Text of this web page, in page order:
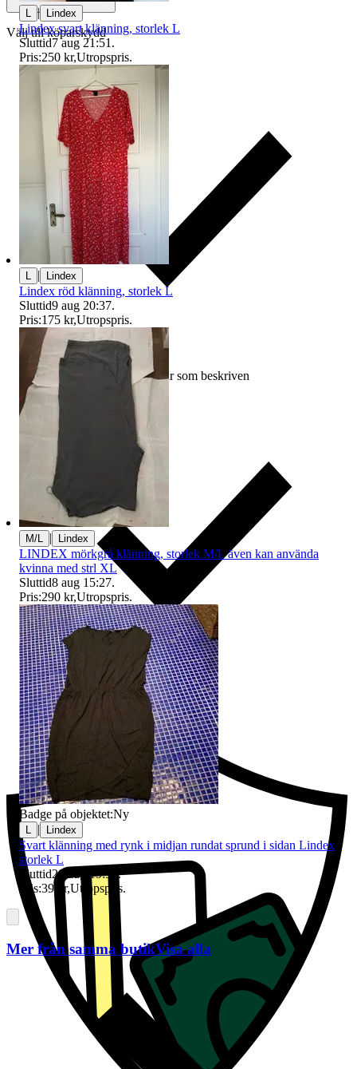
Välj till köparskydd
Ersättning om varan inte är som beskriven
Ersättning om du inte får din vara
| Lindex
Lindex svart klänning, storlek L
Sluttid7 aug 21:51 .
Pris:250 kr,Utropspris.
| Lindex
Lindex röd klänning, storlek L
Sluttid9 aug 20:37.
Pris:175 kr,Utropspris.
M/L | Lindex
LINDEX mörkgrå klänning, storlek M/L även kan använda
kvinna med strl XL
Sluttid8 aug 15:27.
Pris:290 kr,Utropspris.
Badge på objektet:Ny
| Lindex
Svart klänning med rynk i midjan rundat sprund i sidan Lindex
storlek L
Sluttid20 aug 19:37 .
Pris:39 kr,Utropspris.
Mer från samma butikVisa alla